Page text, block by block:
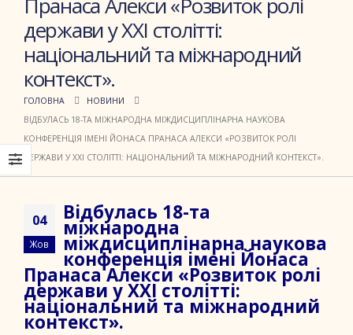
держави у XXI столітті:
національний та міжнародний
контекст».
ГОЛОВНА
НОВИНИ
ВІДБУЛАСЬ 18-ТА МІЖНАРОДНА МІЖДИСЦИПЛІНАРНА НАУКОВА
КОНФЕРЕНЦІЯ ІМЕНІ ЙОНАСА ПРАНАСА АЛЕКСИ «РОЗВИТОК РОЛІ
ДЕРЖАВИ У XXI СТОЛІТТІ: НАЦІОНАЛЬНИЙ ТА МІЖНАРОДНИЙ КОНТЕКСТ».
04
Жов
Відбулась 18-та
міжнародна
міждисциплінарна наукова
конференція імені Йонаса
Пранаса Алекси «Розвиток ролі
держави у XXI столітті:
національний та міжнародний
контекст».